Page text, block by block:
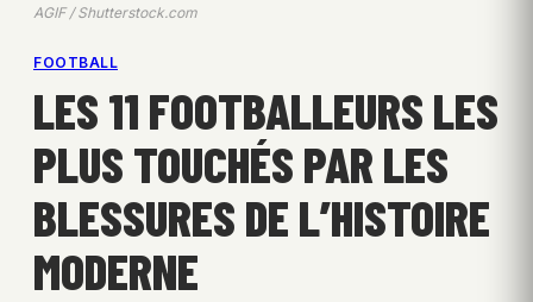
AGIF / Shutterstock.com
FOOTBALL
LES 11 FOOTBALLEURS LES
PLUS TOUCHÉS PAR LES
BLESSURES DE L’HISTOIRE
MODERNE